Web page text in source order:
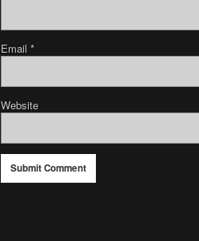
Email *
Website